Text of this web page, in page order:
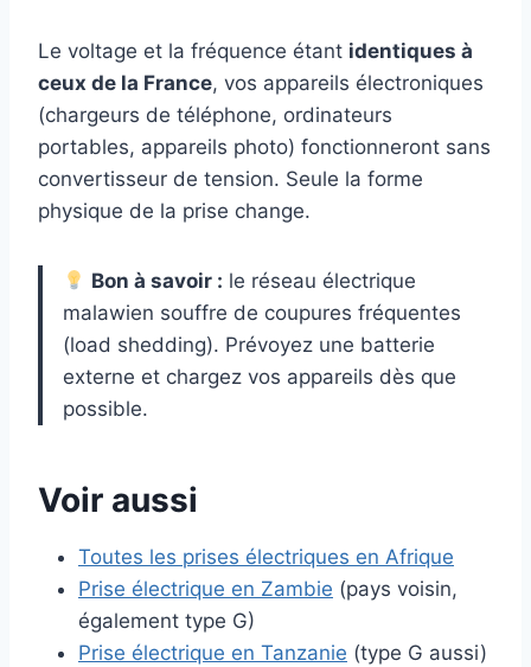
Le voltage et la fréquence étant identiques à
ceux de la France, vos appareils électroniques
(chargeurs de téléphone, ordinateurs
portables, appareils photo) fonctionneront sans
convertisseur de tension. Seule la forme
physique de la prise change.
Bon à savoir : le réseau électrique
malawien souffre de coupures fréquentes
(load shedding). Prévoyez une batterie
externe et chargez vos appareils dès que
possible.
Voir aussi
Toutes les prises électriques en Afrique
Prise électrique en Zambie (pays voisin,
également type G)
Prise électrique en Tanzanie (type G aussi)